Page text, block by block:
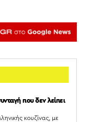
που δεν λείπει
κουζίνας, με